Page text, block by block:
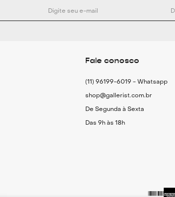
Fale conosco
(11) 96199-6019 - Whatsapp
shop@gallerist.com.br
De Segunda à Sexta
Das 9h às 18h